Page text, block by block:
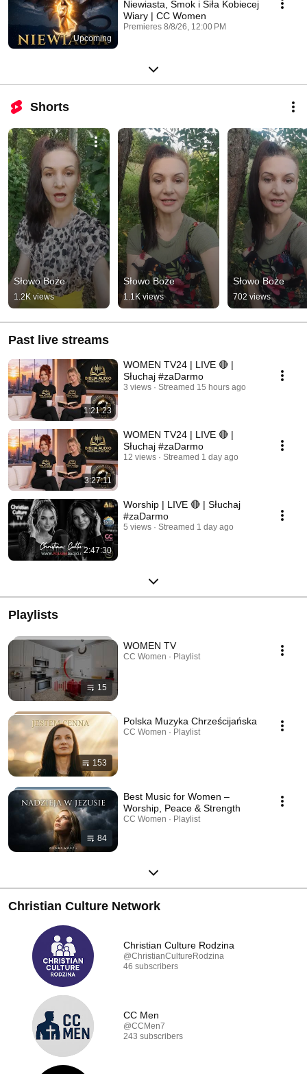
Upcoming
Niewiasta, Smok i Siła Kobiecej
Wiary | CC Women
Premieres 8/8/26, 12:00 PM
Shorts
Słowo Boże
1.2K views
Słowo Boże
1.1K views
Słowo Boże
702 views
Past live streams
1:21:23
WOMEN TV24 | LIVE 🔴 |
Słuchaj #zaDarmo
3 views Streamed 15 hours ago
3:27:11
WOMEN TV24 | LIVE 🔴 |
Słuchaj #zaDarmo
12 views Streamed 1 day ago
2:47:30
Worship | LIVE 🔴 | Słuchaj
#zaDarmo
5 views Streamed 1 day ago
Playlists
15
WOMEN TV
CC Women · Playlist
153
Polska Muzyka Chrześcijańska
CC Women · Playlist
84
Best Music for Women –
Worship, Peace & Strength
CC Women · Playlist
Christian Culture Network
Christian Culture Rodzina
@ChristianCultureRodzina
46 subscribers
CC Men
@CCMen7
243 subscribers